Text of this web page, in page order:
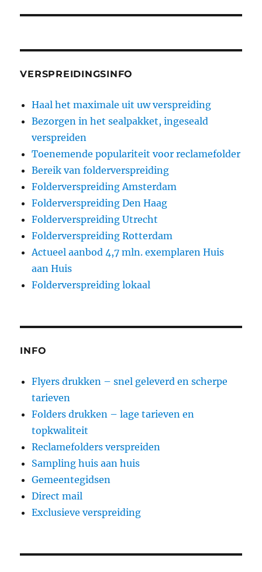
VERSPREIDINGSINFO
Haal het maximale uit uw verspreiding
Bezorgen in het sealpakket, ingeseald
verspreiden
Toenemende populariteit voor reclamefolder
Bereik van folderverspreiding
Folderverspreiding Amsterdam
Folderverspreiding Den Haag
Folderverspreiding Utrecht
Folderverspreiding Rotterdam
Actueel aanbod 4,7 mln. exemplaren Huis
aan Huis
Folderverspreiding lokaal
INFO
Flyers drukken – snel geleverd en scherpe
tarieven
Folders drukken – lage tarieven en
topkwaliteit
Reclamefolders verspreiden
Sampling huis aan huis
Gemeentegidsen
Direct mail
Exclusieve verspreiding